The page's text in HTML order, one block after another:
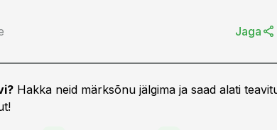
Jaga
Hakka neid märksõnu jälgima ja saad alati